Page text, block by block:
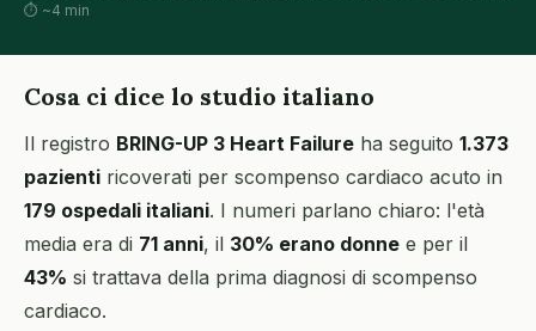
⏱ ~4 min
Cosa ci dice lo studio italiano
Il registro BRING-UP 3 Heart Failure ha seguito 1.373
pazienti ricoverati per scompenso cardiaco acuto in
179 ospedali italiani. I numeri parlano chiaro: l'età
media era di 71 anni, il 30% erano donne e per il
43% si trattava della prima diagnosi di scompenso
cardiaco.